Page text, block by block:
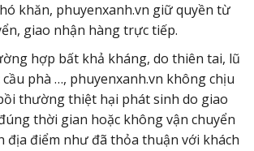
khăn, phuyenxanh.vn giữ quyền từ
giao nhận hàng trực tiếp.
hợp bất khả kháng, do thiên tai, lũ
phà …, phuyenxanh.vn không chịu
thường thiệt hại phát sinh do giao
thời gian hoặc không vận chuyển
địa điểm như đã thỏa thuận với khách